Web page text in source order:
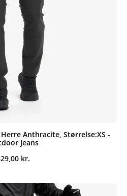
Anthracite, Størrelse:XS -
Jeans
kr.